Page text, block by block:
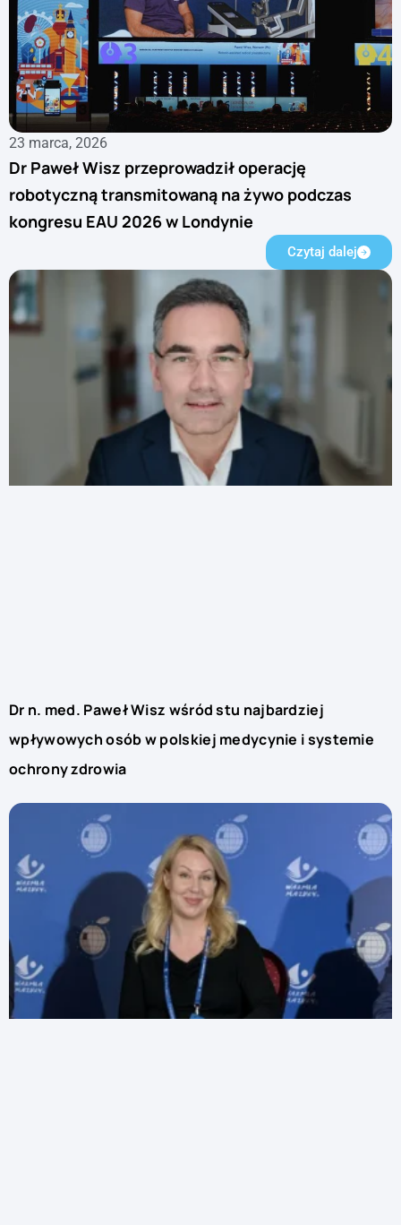
23 marca, 2026
Dr Paweł Wisz przeprowadził operację
robotyczną transmitowaną na żywo podczas
kongresu EAU 2026 w Londynie
Czytaj dalej
Dr n. med. Paweł Wisz wśród stu najbardziej
wpływowych osób w polskiej medycynie i systemie
ochrony zdrowia